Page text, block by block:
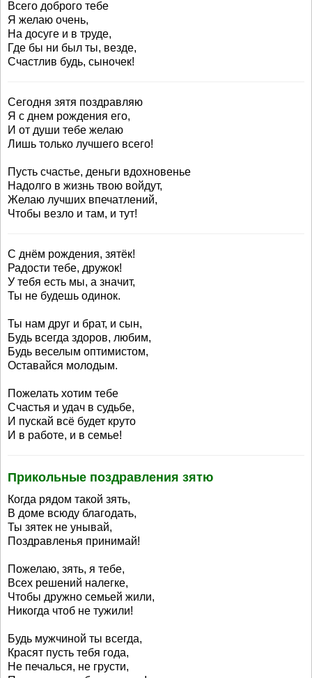
Всего доброго тебе
Я желаю очень,
На досуге и в труде,
Где бы ни был ты, везде,
Счастлив будь, сыночек!
Сегодня зятя поздравляю
Я с днем рождения его,
И от души тебе желаю
Лишь только лучшего всего!
Пусть счастье, деньги вдохновенье
Надолго в жизнь твою войдут,
Желаю лучших впечатлений,
Чтобы везло и там, и тут!
С днём рождения, зятёк!
Радости тебе, дружок!
У тебя есть мы, а значит,
Ты не будешь одинок.
Ты нам друг и брат, и сын,
Будь всегда здоров, любим,
Будь веселым оптимистом,
Оставайся молодым.
Пожелать хотим тебе
Счастья и удач в судьбе,
И пускай всё будет круто
И в работе, и в семье!
Прикольные поздравления зятю
Когда рядом такой зять,
В доме всюду благодать,
Ты зятек не унывай,
Поздравленья принимай!
Пожелаю, зять, я тебе,
Всех решений налегке,
Чтобы дружно семьей жили,
Никогда чтоб не тужили!
Будь мужчиной ты всегда,
Красят пусть тебя года,
Не печалься, не грусти,